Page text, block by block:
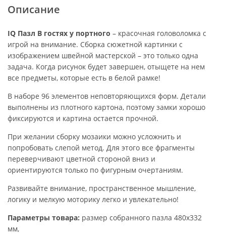
Описание
IQ Пазл В гостях у портного – красочная головоломка с
игрой на внимание. Сборка сюжетной картинки с
изображением швейной мастерской – это только одна
задача. Когда рисунок будет завершен, отыщете на нем
все предметы, которые есть в белой рамке!
В наборе 96 элементов неповторяющихся форм. Детали
выполнены из плотного картона, поэтому замки хорошо
фиксируются и картина остается прочной.
При желании сборку мозаики можно усложнить и
попробовать слепой метод. Для этого все фрагменты
переверчивают цветной стороной вниз и
ориентируются только по фигурным очертаниям.
Развивайте внимание, пространственное мышление,
логику и мелкую моторику легко и увлекательно!
Параметры товара: размер собранного пазла 480х332
мм,